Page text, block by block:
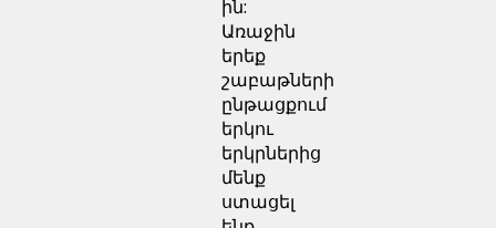
ին:
Առաջին
երեք
շաբաթների
ընթացքում
երկու
երկրներից
մենք
ստացել